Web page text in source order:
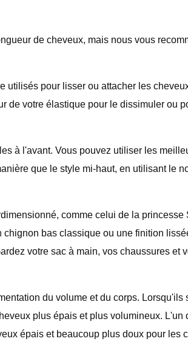
de cheveux, mais nous vous
pour lisser ou attacher les
votre élastique pour le dissimuler ou
à l'avant. Vous pouvez utiliser les
que le style mi-haut, en utilisant le
comme celui de la princesse
bas classique ou une finition
votre sac à main, vos chaussures et
du volume et du corps.
plus épais et plus volumineux. L'un
épais et beaucoup plus doux pour les